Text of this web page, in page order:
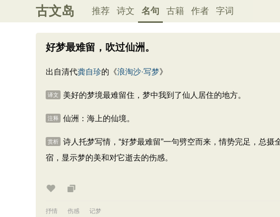
古文岛 推荐 诗文 名句 古籍 作者 字词
好梦最难留，吹过仙洲。
出自清代龚自珍的《浪淘沙·写梦》
译文 美好的梦境最难留住，梦中我到了仙人居住的地方。
注释 仙洲：海上的仙境。
赏析
诗人托梦写情，“好梦最难留”一句劈空而来，情势完足，总
宿，显示梦的美和对它逝去的伤感。
抒情 伤感 记梦